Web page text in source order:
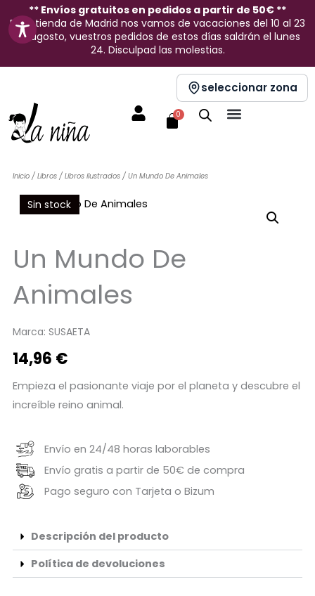
contenido
** Envíos gratuitos en pedidos a partir de 50€ **
En la tienda de Madrid nos vamos de vacaciones del 10 al 23
de agosto, vuestros pedidos de estos días saldrán el lunes
24. Disculpad las molestias.
seleccionar zona
0
Carrito
Inicio/ Libros/ Libros ilustrados/ Un Mundo De Animales
Sin stock
Un Mundo De
Animales
Marca: SUSAETA
14,96 €
Empieza el pasionante viaje por el planeta y descubre el
increíble reino animal.
Envío en 24/48 horas laborables
Envío gratis a partir de 50€ de compra
Pago seguro con Tarjeta o Bizum
Descripción del producto
Política de devoluciones